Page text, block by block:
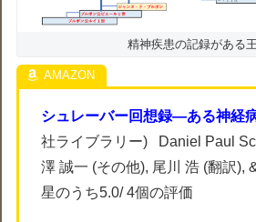
精神疾患の記録がある
シュレーバー回想録―ある神経
社ライブラリー) Daniel Paul
澤 誠一 (その他), 尾川 浩 (翻訳
星のうち5.0/ 4個の評価